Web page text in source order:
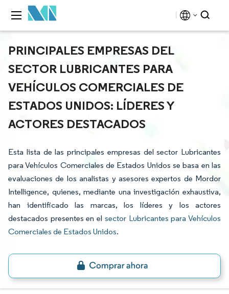
PRINCIPALES EMPRESAS DEL
SECTOR LUBRICANTES PARA
VEHÍCULOS COMERCIALES DE
ESTADOS UNIDOS: LÍDERES Y
ACTORES DESTACADOS
Esta lista de las principales empresas del sector Lubricantes
para Vehículos Comerciales de Estados Unidos se basa en las
evaluaciones de los analistas y asesores expertos de Mordor
Intelligence, quienes, mediante una investigación exhaustiva,
han identificado las marcas, los líderes y los actores
destacados presentes en el sector Lubricantes para Vehículos
Comerciales de Estados Unidos.